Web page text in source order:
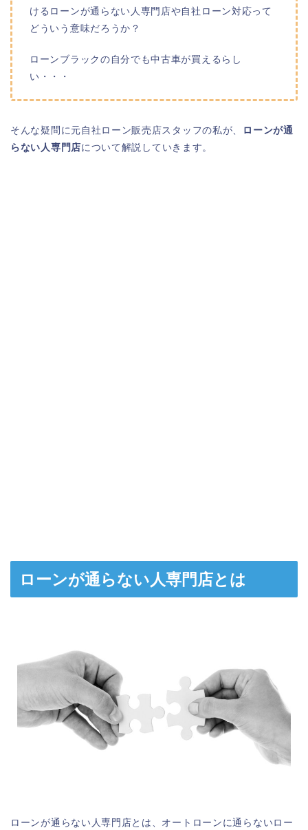
けるローンが通らない人専門店や自社ローン対応って
どういう意味だろうか？
ローンブラックの自分でも中古車が買えるらし
い・・・
そんな疑問に元自社ローン販売店スタッフの私が、
ローンが通
らない人専門店について解説していきます。
ローンが通らない人専門店とは
ローンが通らない人専門店とは、オートローンに通らないロー